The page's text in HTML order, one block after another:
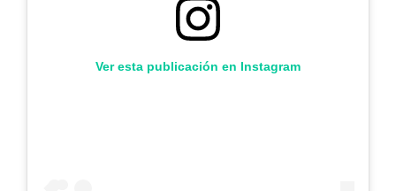
Ver esta publicación en Instagram